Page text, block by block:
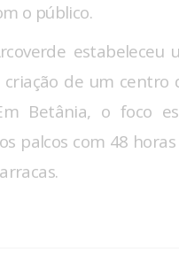
o público.
criação de um
Betânia, o foco
palcos com 48